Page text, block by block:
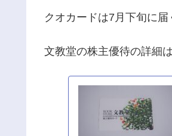
クオカードは7月下旬に
文教堂の株主優待の詳細